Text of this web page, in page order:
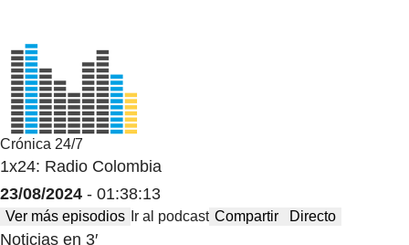
Crónica 24/7
1x24: Radio Colombia
23/08/2024 - 01:38:13
Ver más episodios Ir al podcast Compartir Directo
Noticias en 3′